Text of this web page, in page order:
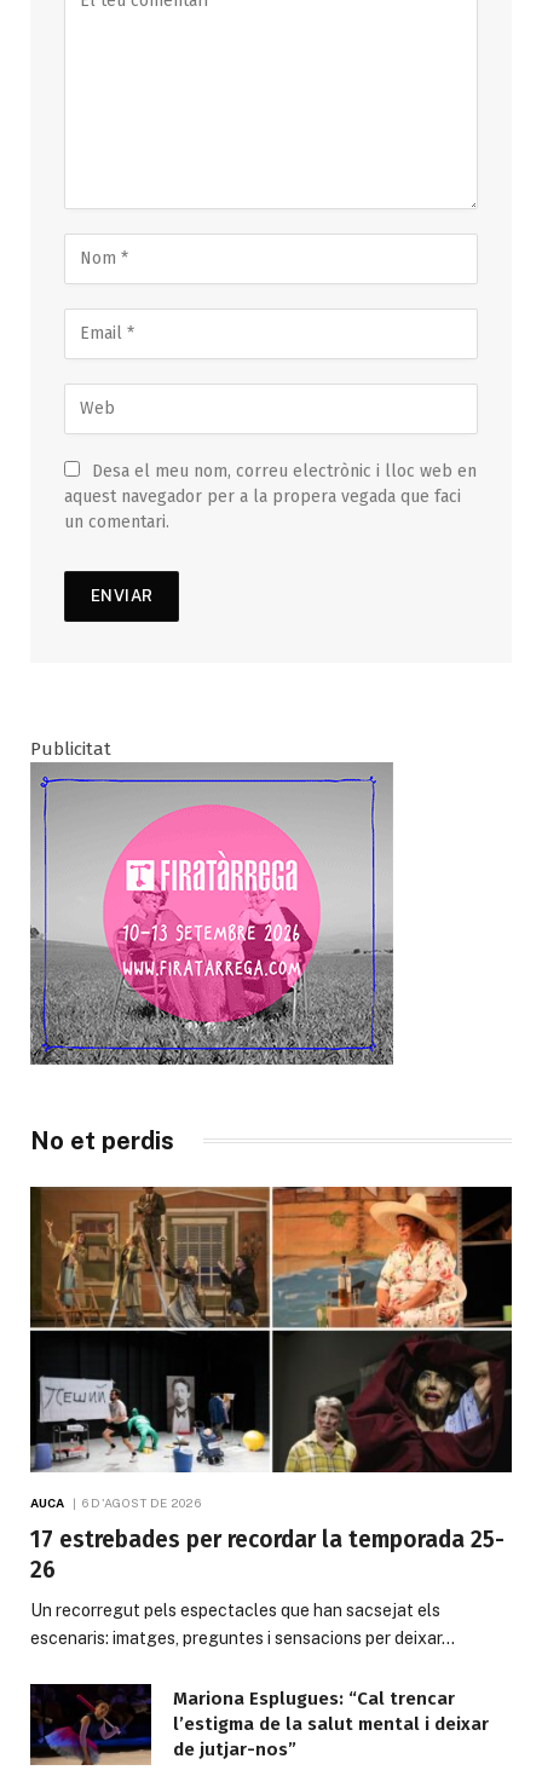
Desa el meu nom, correu electrònic i lloc web en
aquest navegador per a la propera vegada que faci
un comentari.
Publicitat
No et perdis
AUCA 6 D'AGOST DE 2026
17 estrebades per recordar la temporada 25-
26
Un recorregut pels espectacles que han sacsejat els
escenaris: imatges, preguntes i sensacions per deixar…
Mariona Esplugues: “Cal trencar
l’estigma de la salut mental i deixar
de jutjar-nos”